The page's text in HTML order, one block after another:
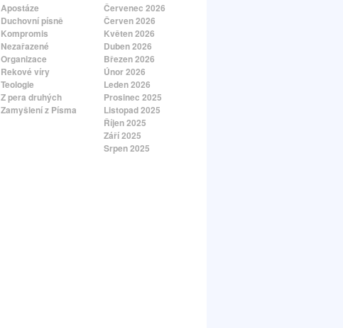
Apostáze
Duchovní písně
Kompromis
Nezařazené
Organizace
Rekové víry
Teologie
Z pera druhých
Zamyšlení z Písma
Červenec 2026
Červen 2026
Květen 2026
Duben 2026
Březen 2026
Únor 2026
Leden 2026
Prosinec 2025
Listopad 2025
Říjen 2025
Září 2025
Srpen 2025